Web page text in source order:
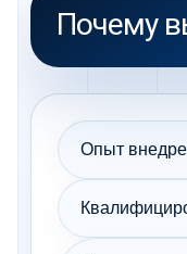
Почему
Опыт